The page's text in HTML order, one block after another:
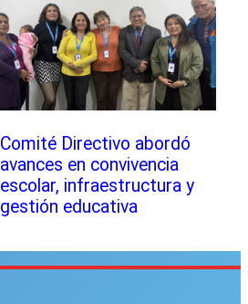
Comité Directivo abordó
avances en convivencia
escolar, infraestructura y
gestión educativa